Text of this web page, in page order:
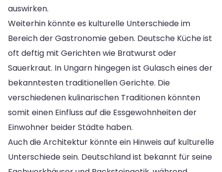
auswirken.
Weiterhin könnte es kulturelle Unterschiede im
Bereich der Gastronomie geben. Deutsche Küche ist
oft deftig mit Gerichten wie Bratwurst oder
Sauerkraut. In Ungarn hingegen ist Gulasch eines der
bekanntesten traditionellen Gerichte. Die
verschiedenen kulinarischen Traditionen könnten
somit einen Einfluss auf die Essgewohnheiten der
Einwohner beider Städte haben.
Auch die Architektur könnte ein Hinweis auf kulturelle
Unterschiede sein. Deutschland ist bekannt für seine